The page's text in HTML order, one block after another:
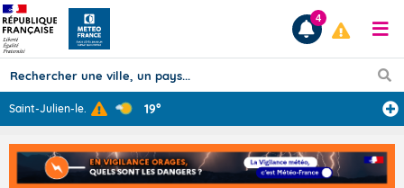
Prévisions
TOUS LES RÉSULTATS
4
Saint-Julien-le... 19°